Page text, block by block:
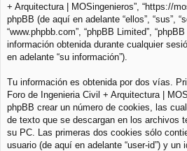
+ Arquitectura | MOSingenieros”, “https://
phpBB (de aquí en adelante “ellos”, “sus”,
“www.phpbb.com”, “phpBB Limited”,
información obtenida durante cualquier
en adelante “su información”).
Tu información es obtenida por dos vías.
Foro de Ingenieria Civil + Arquitectura |
phpBB crear un número de cookies, las
de texto que se descargan en los archivos
su PC. Las primeras dos cookies sólo
usuario (de aquí en adelante “user-id”) y un